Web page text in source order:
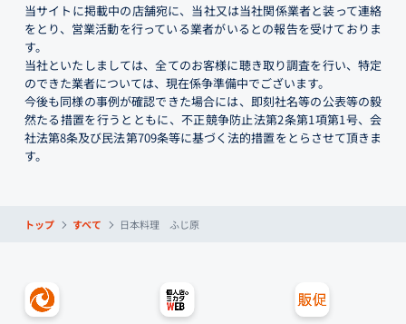
当サイトに掲載中の店舗宛に、当社又は当社関係業者と装って連絡
をとり、営業活動を行っている業者がいるとの報告を受けておりま
す。
当社といたしましては、全てのお客様に聴き取り調査を行い、特定
のできた業者については、現在係争準備中でございます。
今後も同様の事例が確認できた場合には、即刻社名等の公表等の毅
然たる措置を行うとともに、不正競争防止法第2条第1項第1号、会
社法第8条及び民法第709条等に基づく法的措置をとらさせて頂きま
す。
トップ すべて 日本料理 ふじ原